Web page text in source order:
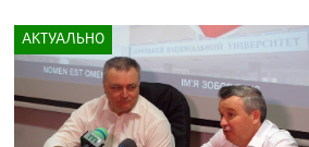
АКТУАЛЬНО